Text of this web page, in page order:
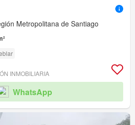
Metropolitana de Santiago
INMOBILIARIA
WhatsApp